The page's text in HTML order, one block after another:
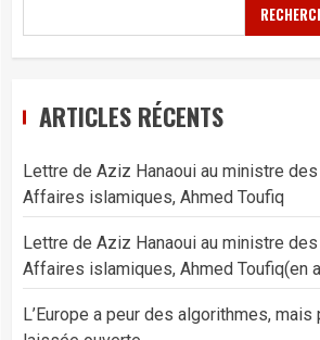
ARTICLES RÉCENTS
Lettre de Aziz Hanaoui au ministre
Affaires islamiques, Ahmed Toufiq
Lettre de Aziz Hanaoui au ministre
Affaires islamiques, Ahmed Toufiq(en
L’Europe a peur des algorithmes,